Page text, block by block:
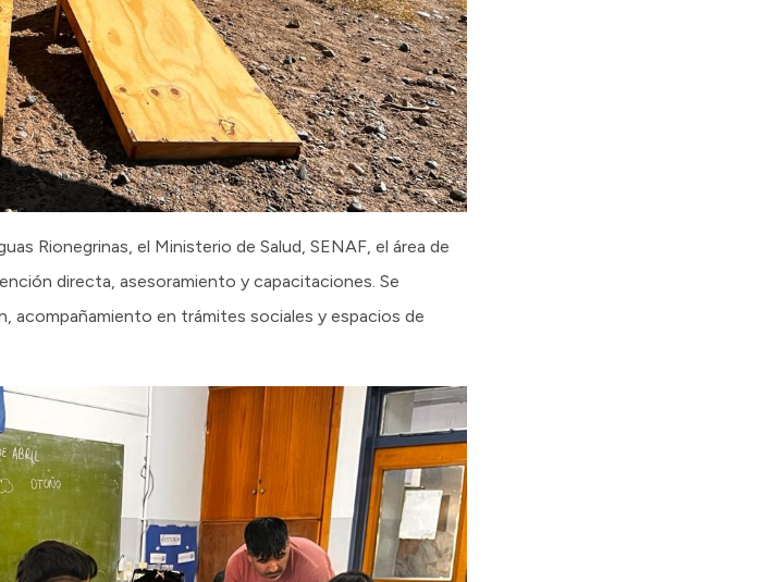
Rionegrinas, el Ministerio de Salud, SENAF, el área de
directa, asesoramiento y capacitaciones. Se
acompañamiento en trámites sociales y espacios de